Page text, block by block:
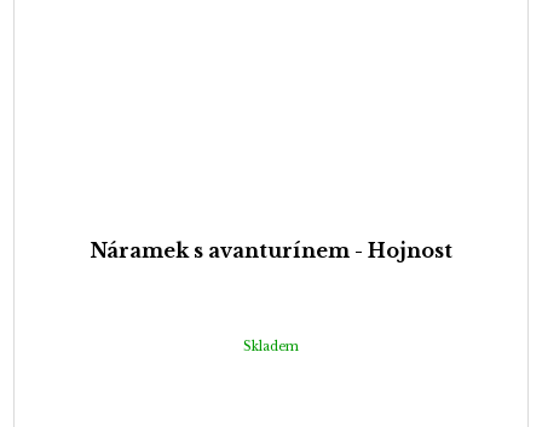
Náramek s avanturínem - Hojnost
Skladem